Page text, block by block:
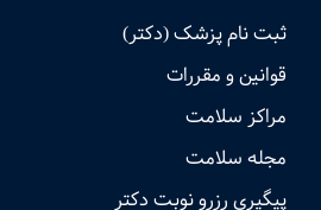
ثبت نام پزشک (دکتر)
قوانین و مقررات
مراکز سلامت
مجله سلامت
پیگیری رزرو نوبت دکتر